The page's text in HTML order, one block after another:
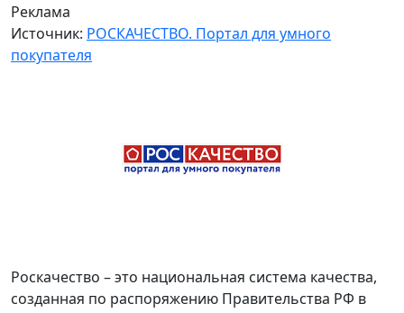
Реклама
Источник: РОСКАЧЕСТВО. Портал для умного
покупателя
Роскачество – это национальная система качества,
созданная по распоряжению Правительства РФ в